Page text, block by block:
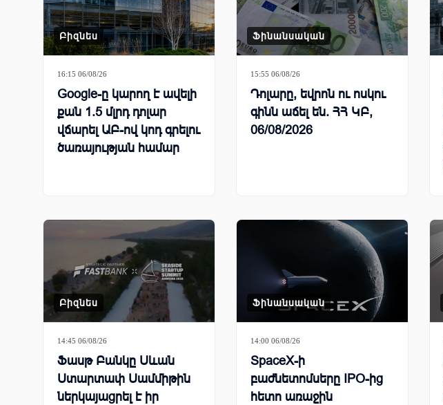
Բիզնես
16:15 06/08/26
Google-ը կարող է ավելի
քան 1.5 մլրդ դոլար
վճարել ԱԲ-ով կոդ գրելու
ծառայության համար
Ֆինանսական
15:55 06/08/26
Դոլարը, եվրոն ու ոսկու
գինն աճել են. ՀՀ ԿԲ,
06/08/2026
Բիզնես
14:45 06/08/26
Ֆասթ Բանկը Սևան
Ստարտափ Սամմիթին
ներկայացրել է իր
Ֆինանսական
14:00 06/08/26
SpaceX-ի
բաժնետոմսերը IPO-ից
հետո առաջին